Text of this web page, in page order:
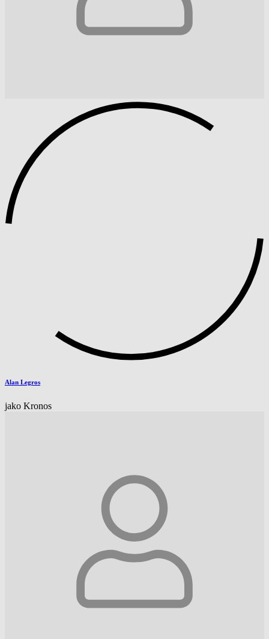
Alan Legros
jako Kronos